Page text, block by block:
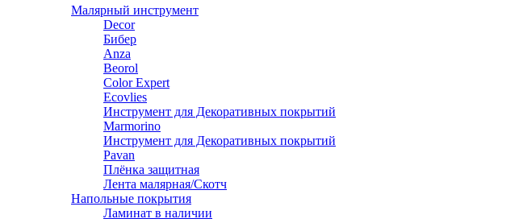
Малярный инструмент
Decor
Бибер
Anza
Beorol
Color Expert
Ecovlies
Инструмент для Декоративных покрытий
Marmorino
Инструмент для Декоративных покрытий
Pavan
Плёнка защитная
Лента малярная/Скотч
Напольные покрытия
Ламинат в наличии